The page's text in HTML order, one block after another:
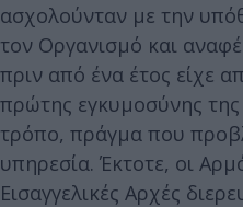
ασχολούνταν με την
τον Οργανισμό και
πριν από ένα έτος είχε
πρώτης εγκυμοσύνης
τρόπο, πράγμα που
υπηρεσία. Έκτοτε, οι
Εισαγγελικές Αρχές